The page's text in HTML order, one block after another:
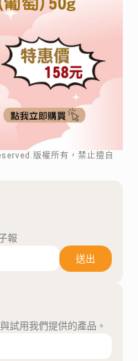
版權所有，禁止擅自
報
送出
試用我們提供的產品。